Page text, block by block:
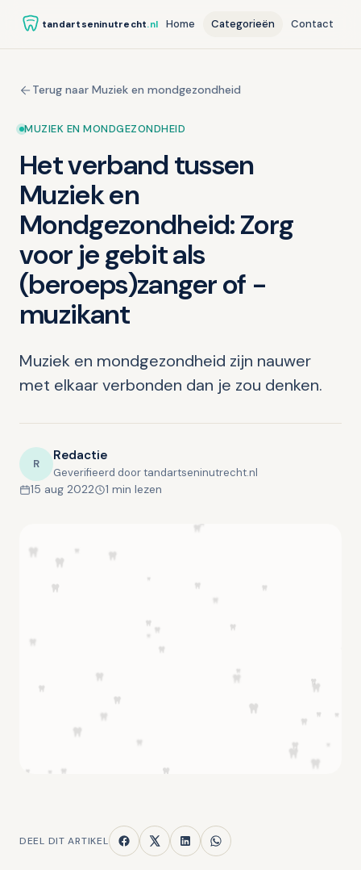
tandartseninutrecht.nl Home Categorieën Contact
Terug naar Muziek en mondgezondheid
MUZIEK EN MONDGEZONDHEID
Het verband tussen
Muziek en
Mondgezondheid: Zorg
voor je gebit als
(beroeps)zanger of -
muzikant
Muziek en mondgezondheid zijn nauwer
met elkaar verbonden dan je zou denken.
R Redactie
Geverifieerd door tandartseninutrecht.nl
15 aug 2022 1 min lezen
DEEL DIT ARTIKEL